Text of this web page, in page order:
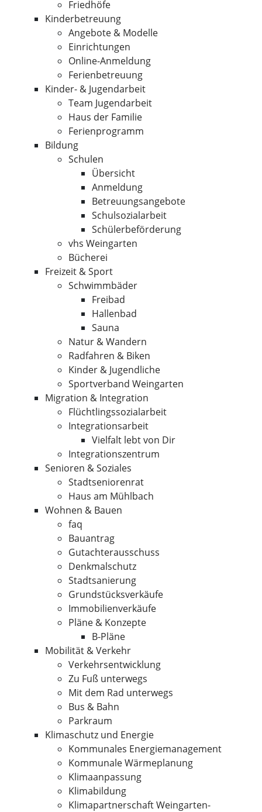
Friedhöfe
Kinderbetreuung
Angebote & Modelle
Einrichtungen
Online-Anmeldung
Ferienbetreuung
Kinder- & Jugendarbeit
Team Jugendarbeit
Haus der Familie
Ferienprogramm
Bildung
Schulen
Übersicht
Anmeldung
Betreuungsangebote
Schulsozialarbeit
Schülerbeförderung
vhs Weingarten
Bücherei
Freizeit & Sport
Schwimmbäder
Freibad
Hallenbad
Sauna
Natur & Wandern
Radfahren & Biken
Kinder & Jugendliche
Sportverband Weingarten
Migration & Integration
Flüchtlingssozialarbeit
Integrationsarbeit
Vielfalt lebt von Dir
Integrationszentrum
Senioren & Soziales
Stadtseniorenrat
Haus am Mühlbach
Wohnen & Bauen
faq
Bauantrag
Gutachterausschuss
Denkmalschutz
Stadtsanierung
Grundstücksverkäufe
Immobilienverkäufe
Pläne & Konzepte
B-Pläne
Mobilität & Verkehr
Verkehrsentwicklung
Zu Fuß unterwegs
Mit dem Rad unterwegs
Bus & Bahn
Parkraum
Klimaschutz und Energie
Kommunales Energiemanagement
Kommunale Wärmeplanung
Klimaanpassung
Klimabildung
Klimapartnerschaft Weingarten-